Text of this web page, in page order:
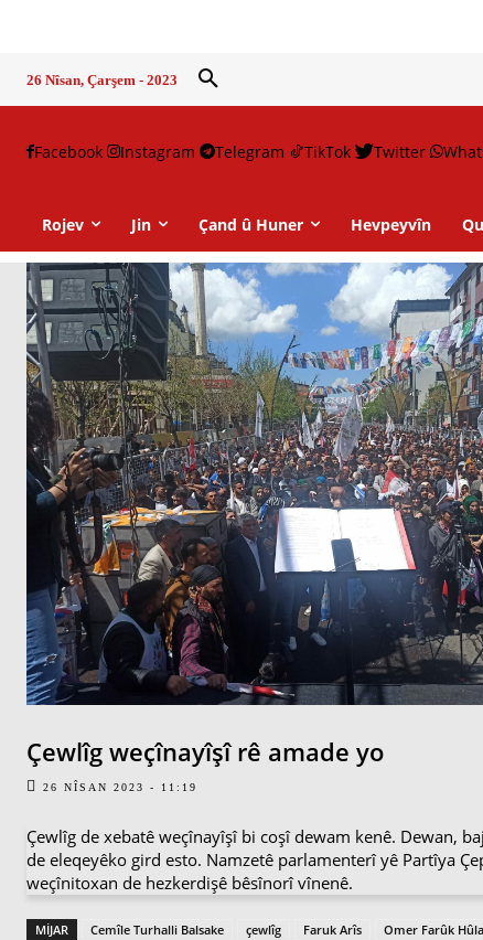
26 Nîsan, Çarşem - 2023
Facebook Instagram Telegram TikTok Twitter
Rojev Jin Çand û Huner Hevpeyvîn
Çewlîg weçînayîşî rê amade yo
26 NÎSAN 2023 - 11:19
Çewlîg de xebatê weçînayîşî bi coşî dewam kenê. Dewan,
de eleqeyêko gird esto. Namzetê parlamenterî yê Partîya
weçînitoxan de hezkerdişê bêsînorî vînenê.
MIJAR Cemîle Turhalli Balsake çewlîg Faruk Arîs Omer Farûk